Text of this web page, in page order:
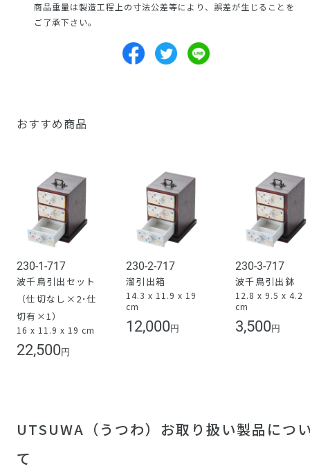
商品重量は製造工程上の寸法公差等により、誤差が生じることを
ご了承下さい。
おすすめ商品
230-1-717
波千鳥引出セット
（仕切なし×2･仕
切有×1）
16 x 11.9 x 19 cm
22,500 円
230-2-717
溜引出箱
14.3 x 11.9 x 19
cm
12,000 円
230-3-717
波千鳥引出鉢
12.8 x 9.5 x 4.2
cm
3,500 円
UTSUWA（うつわ）お取り扱い製品につ
て